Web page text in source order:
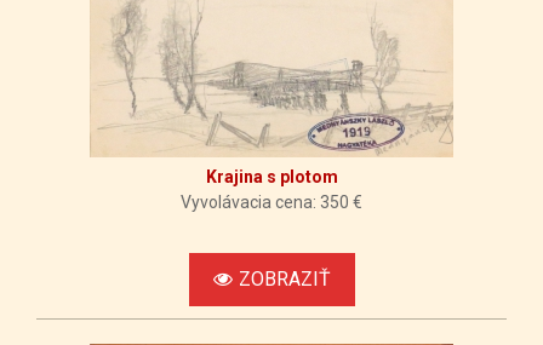
Krajina s plotom
Vyvolávacia cena: 350 €
ZOBRAZIŤ